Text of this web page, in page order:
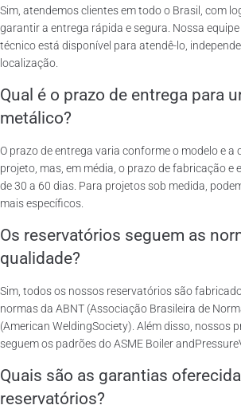
Sim, atendemos clientes em todo o Brasil, com
garantir a entrega rápida e segura. Nossa
técnico está disponível para atendê-lo,
localização.
Qual é o prazo de entrega para
metálico?
O prazo de entrega varia conforme o modelo e a
projeto, mas, em média, o prazo de fabricação e
de 30 a 60 dias. Para projetos sob medida,
mais específicos.
Os reservatórios seguem as
qualidade?
Sim, todos os nossos reservatórios são
normas da ABNT (Associação Brasileira de
(American WeldingSociety). Além disso, nossos
seguem os padrões do ASME Boiler
Quais são as garantias
reservatórios?